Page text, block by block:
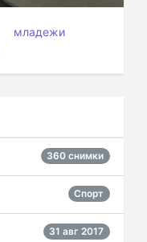
младежи
360 снимки
Спорт
31 авг 2017